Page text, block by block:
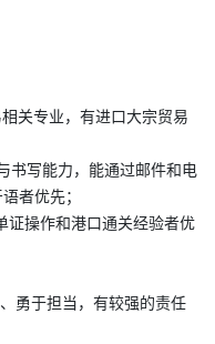
关专业，有进口大宗贸易
书写能力，能通过邮件和电
者优先；
证操作和港口通关经验者优
勇于担当，有较强的责任